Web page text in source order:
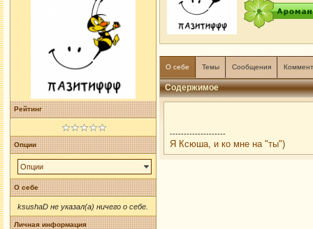
Рейтинг
Опции
Опции
О себе
ksushaD не указал(а) ничего о себе.
Личная информация
О себе Темы Сообщения
Содержимое
--------------------
Я Ксюша, и ко мне на "ты")